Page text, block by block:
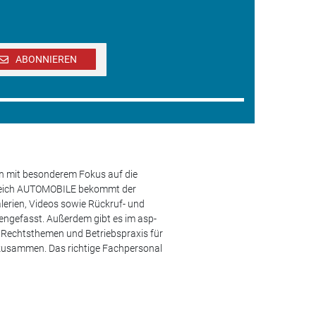
ABONNIEREN
mit besonderem Fokus auf die
AUTOMOBILE bekommt der
Videos sowie Rückruf- und
Außerdem gibt es im asp-
und Betriebspraxis für
Das richtige Fachpersonal